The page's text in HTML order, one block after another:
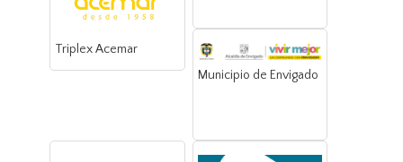
Triplex Acemar
Municipio de Envigado